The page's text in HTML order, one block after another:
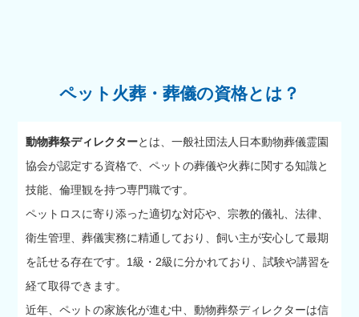
ペット火葬・葬儀の資格とは？
動物葬祭ディレクターとは、一般社団法人日本動物葬儀霊園
協会が認定する資格で、ペットの葬儀や火葬に関する知識と
技能、倫理観を持つ専門職です。
ペットロスに寄り添った適切な対応や、宗教的儀礼、法律、
衛生管理、葬儀実務に精通しており、飼い主が安心して最期
を託せる存在です。1級・2級に分かれており、試験や講習を
経て取得できます。
近年、ペットの家族化が進む中、動物葬祭ディレクターは信